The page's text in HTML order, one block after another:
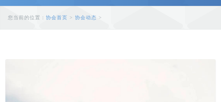
协会介绍
会员风采
行业咨讯
您当前的位置：协会首页 > 协会动态 >